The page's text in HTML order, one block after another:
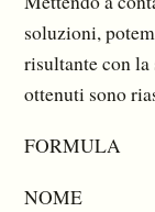
soluzioni,
risultante con
ottenuti sono
FORMULA
NOME